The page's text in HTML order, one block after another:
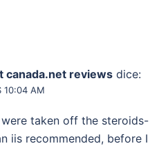
canada.net reviews dice:
10:04 AM
taken off the steroids-
iiѕ recommended, before I